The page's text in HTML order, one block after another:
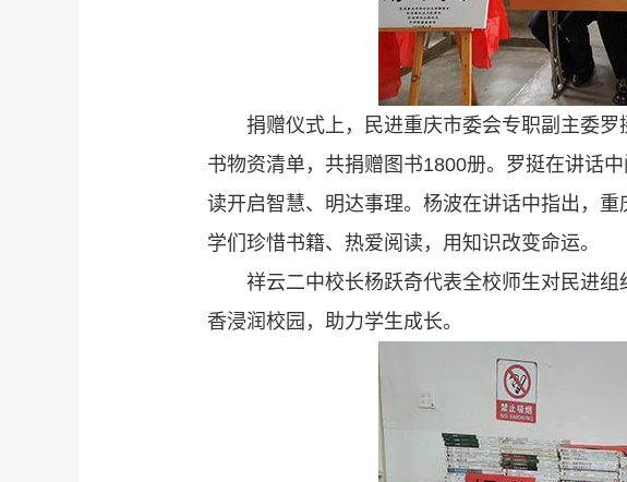
捐赠仪式上，民进重庆市委会专职副主委
书物资清单，共捐赠图书1800册。罗挺在讲话
读开启智慧、明达事理。杨波在讲话中指出，
学们珍惜书籍、热爱阅读，用知识改变命运。
祥云二中校长杨跃奇代表全校师生对民进
香浸润校园，助力学生成长。